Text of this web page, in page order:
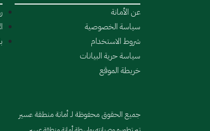
عن الأمانة
سياسة الخصوصية
شروط الاستخدام
سياسة حرية البيانات
خريطة الموقع
جميع الحقوق محفوظة لـ أمانة منطقة عسير